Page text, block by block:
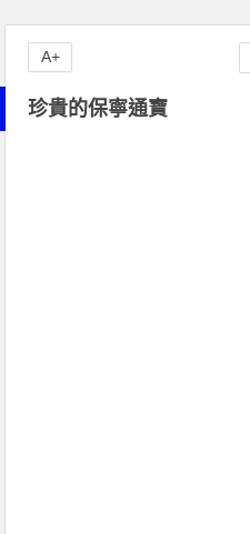
珍貴的保寧通寶
A+